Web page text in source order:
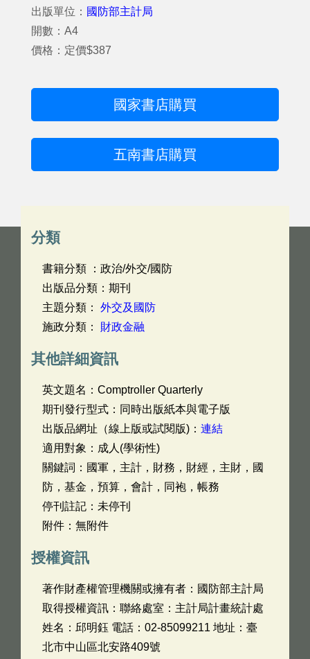
出版單位： 國防部主計局
開數：A4
價格：定價$387
國家書店購買
五南書店購買
分類
書籍分類 ：政治/外交/國防
出版品分類：期刊
主題分類： 外交及國防
施政分類： 財政金融
其他詳細資訊
英文題名： Comptroller Quarterly
期刊發行型式：同時出版紙本與電子版
出版品網址（線上版或試閱版)： 連結
適用對象：成人(學術性)
關鍵詞：國軍，主計，財務，財經，主財，國
防，基金，預算，會計，同袍，帳務
停刊註記：未停刊
附件：無附件
授權資訊
著作財產權管理機關或擁有者：國防部主計局
取得授權資訊：聯絡處室：主計局計畫統計處
姓名：邱明鈺 電話：02-85099211 地址：臺
北市中山區北安路409號